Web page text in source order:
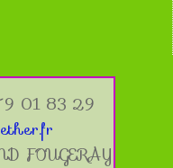
01 83 29
FOUGERAY